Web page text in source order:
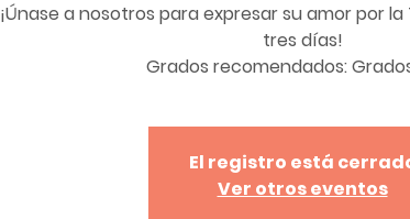
¡Únase a nosotros para expresar su amor por
tres días!
Grados recomendados:
El registro está
Ver otros eventos